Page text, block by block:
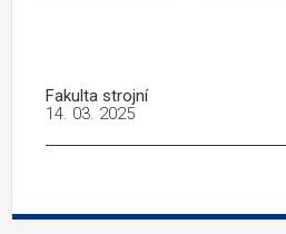
Fakulta strojní
14. 03. 2025